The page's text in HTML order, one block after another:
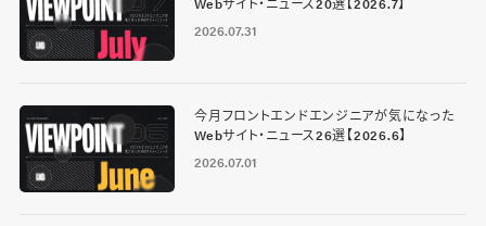
2026.07.31
今月フロントエンドエンジニアが気になった
Webサイト・ニュース26選【2026.6】
2026.07.01